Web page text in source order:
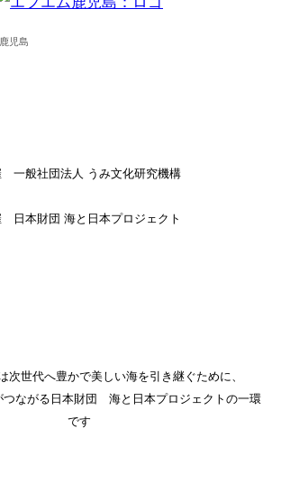
児島
一般社団法人 うみ文化研究機構
日本財団 海と日本プロジェクト
次世代へ豊かで美しい海を引き継ぐために、
つながる日本財団 海と日本プロジェクトの一環
です